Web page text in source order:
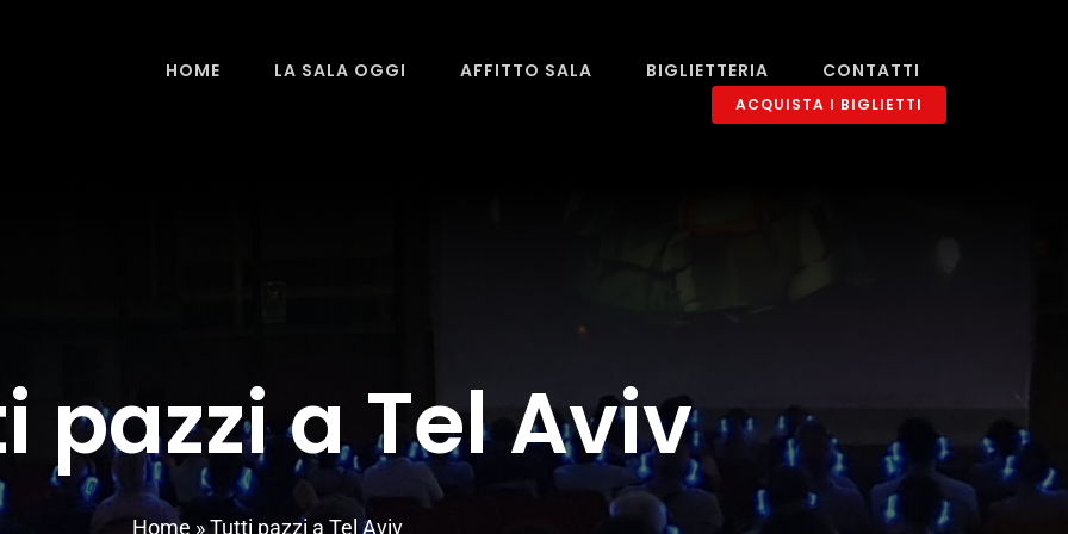
HOME LA SALA OGGI AFFITTO SALA BIGLIETTERIA CONTATTI
ACQUISTA I BIGLIETTI
pazzi a Tel Aviv
Home »Tutti pazzi a Tel Aviv